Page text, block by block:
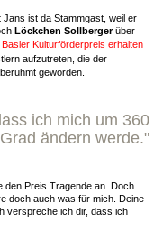
ist da Stammgast, weil er
Löckchen Sollbergerüber
Basler Kulturförderpreis erhalten
aufzutreten, die der
geworden.
ich mich um 360
Grad ändern werde."
den Preis Tragende an. Doch
doch auch was für mich. Deine
verspreche ich dir, dass ich